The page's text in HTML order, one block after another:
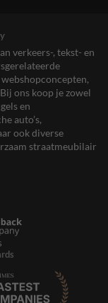
verkeers-, tekst- en
ons koop je zowel
en
auto’s,
ook diverse
straatmeubilair